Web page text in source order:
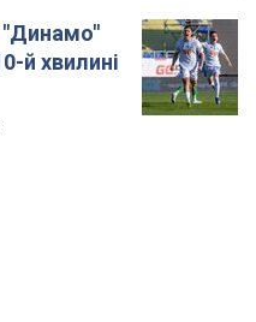
"Динамо"
й хвилині